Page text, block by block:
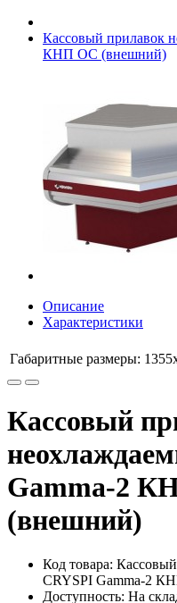
Кассовый прилавок
КНП OC (внешний)
Описание
Характеристики
Габаритные размеры:
Кассовый
Gamma-2
(внешний)
Код товара:
CRYSPI Gamma-2
Доступность: На